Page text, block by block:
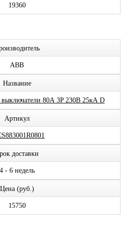
19360
ABB
Название
выключатели 80А 3P 230В 25кА D
Артикул
доставки
4 - 6 недель
Цена (руб.)
15750